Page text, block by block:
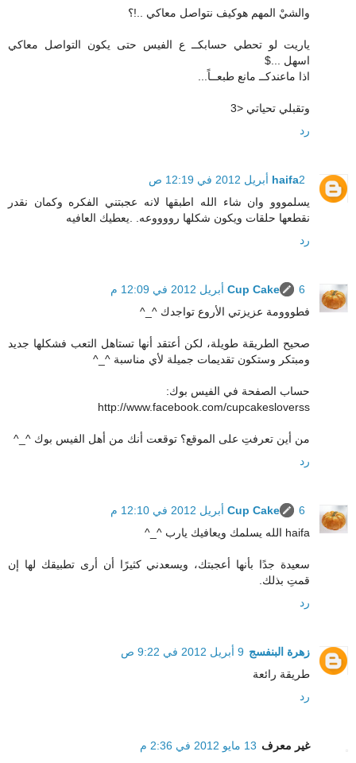
والشيْ المهم هوكيف نتواصل معاكي ..!؟
ياريت لو تحطي حسابكــ ع الفيس حتى يكون التواصل معاكي
اسهل ...$
اذا ماعندكــ مانع طبعــاً...
وتقبلي تحياتي <3
رد
haifa2 أبريل 2012 في 12:19 ص
يسلمووو وان شاء الله اطبقها لانه عجبتني الفكره وكمان نقدر
نقطعها حلقات ويكون شكلها رووووعه. .يعطيك العافيه
رد
Cup Cake
6 أبريل 2012 في 12:09 م
فطووومة عزيزتي الأروع تواجدك ^_^
صحيح الطريقة طويلة، لكن أعتقد أنها تستاهل التعب فشكلها جديد
ومبتكر وستكون تقديمات جميلة لأي مناسبة ^_^
حساب الصفحة في الفيس بوك:
http://www.facebook.com/cupcakesloverss
من أين تعرفتِ على الموقع؟ توقعت أنك من أهل الفيس بوك ^_^
رد
Cup Cake
6 أبريل 2012 في 12:10 م
haifa الله يسلمك ويعافيك يارب ^_^
سعيدة جدًا بأنها أعجبتك، ويسعدني كثيرًا أن أرى تطبيقك لها إن
قمتِ بذلك.
رد
زهرة البنفسج 9 أبريل 2012 في 9:22 ص
طريقة رائعة
رد
غير معرف 13 مايو 2012 في 2:36 م